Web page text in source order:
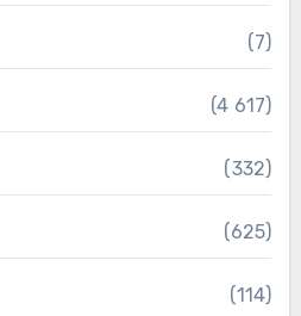
(7)
(4 617)
(332)
(625)
(114)